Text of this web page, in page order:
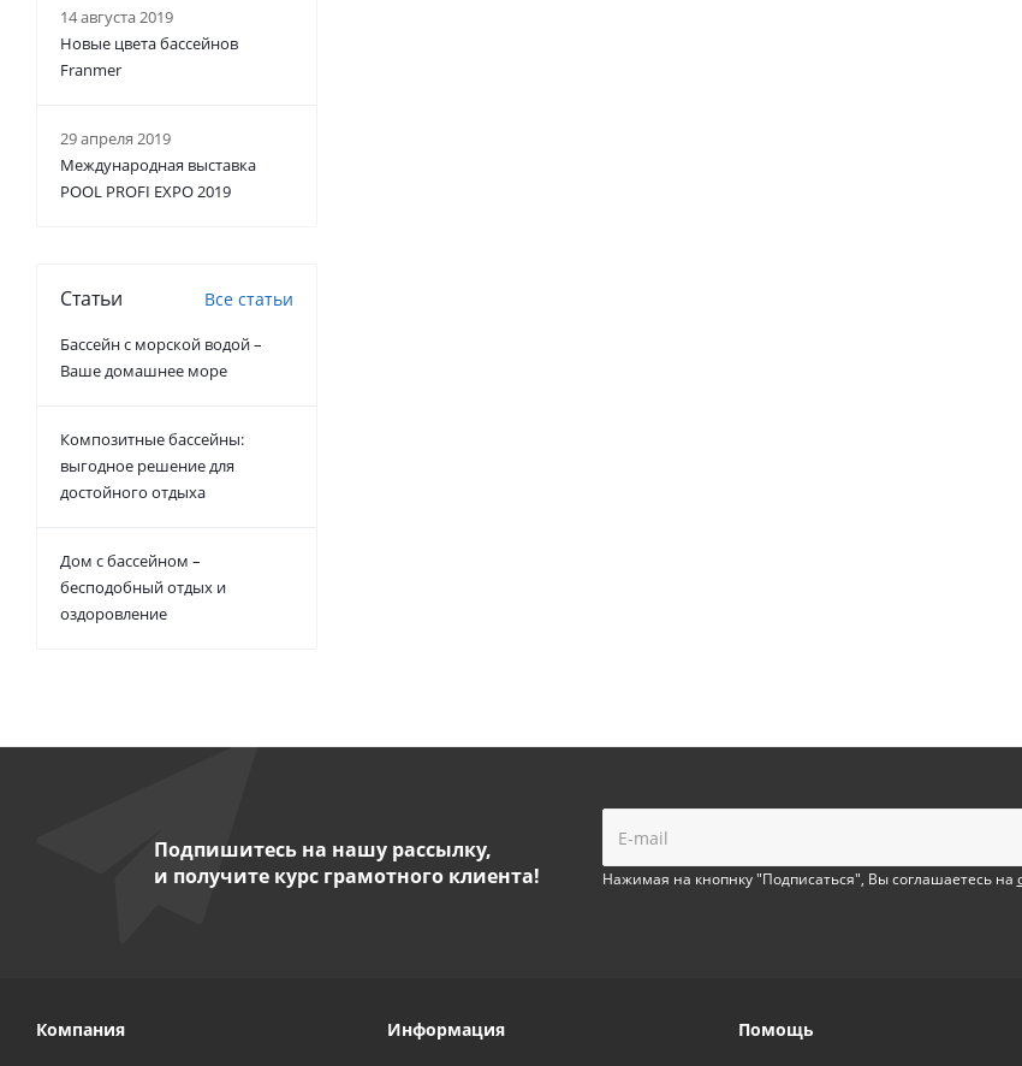
14 августа 2019
Новые цвета бассейнов
Franmer
29 апреля 2019
Международная выставка
POOL PROFI EXPO 2019
Статьи Все статьи
Бассейн с морской водой –
Ваше домашнее море
Композитные бассейны:
выгодное решение для
достойного отдыха
Дом с бассейном –
бесподобный отдых и
оздоровление
Подпишитесь на нашу рассылку,
и получите курс грамотного клиента!
Нажимая на кнопнку "Подписаться", Вы соглашаетесь на
Компания Информация Помощь